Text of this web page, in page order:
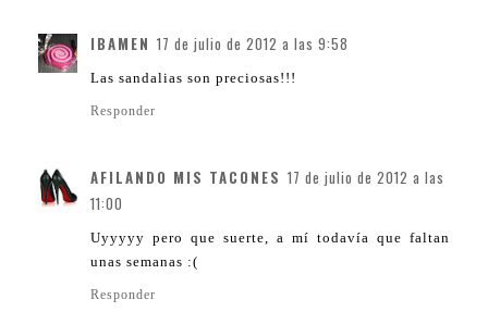
IBAMEN 17 de julio de 2012 a las 9:58
Las sandalias son preciosas!!!
Responder
AFILANDO MIS TACONES 17 de julio de 2012 a las
11:00
Uyyyyy pero que suerte, a mí todavía que faltan
unas semanas :(
Responder